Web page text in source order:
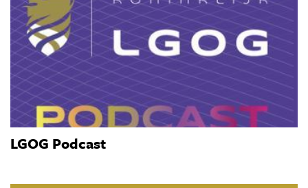
LGOG Podcast